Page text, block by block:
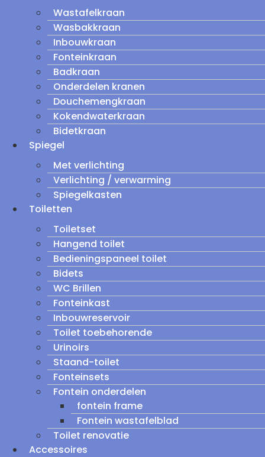
Wastafelkraan
Wasbakkraan
Inbouwkraan
Fonteinkraan
Badkraan
Onderdelen kranen
Douchemengkraan
Kokendwaterkraan
Bidetkraan
Spiegel
Met verlichting
Verlichting / verwarming
Spiegelkasten
Toiletten
Toiletset
Hangend toilet
Bedieningspaneel toilet
Bidets
WC Brillen
Fonteinkast
Inbouwreservoir
Toilet toebehorende
Urinoirs
Staand-toilet
Fonteinsets
Fontein onderdelen
fontein frame
Fontein wastafelblad
Toilet renovatie
Accessoires